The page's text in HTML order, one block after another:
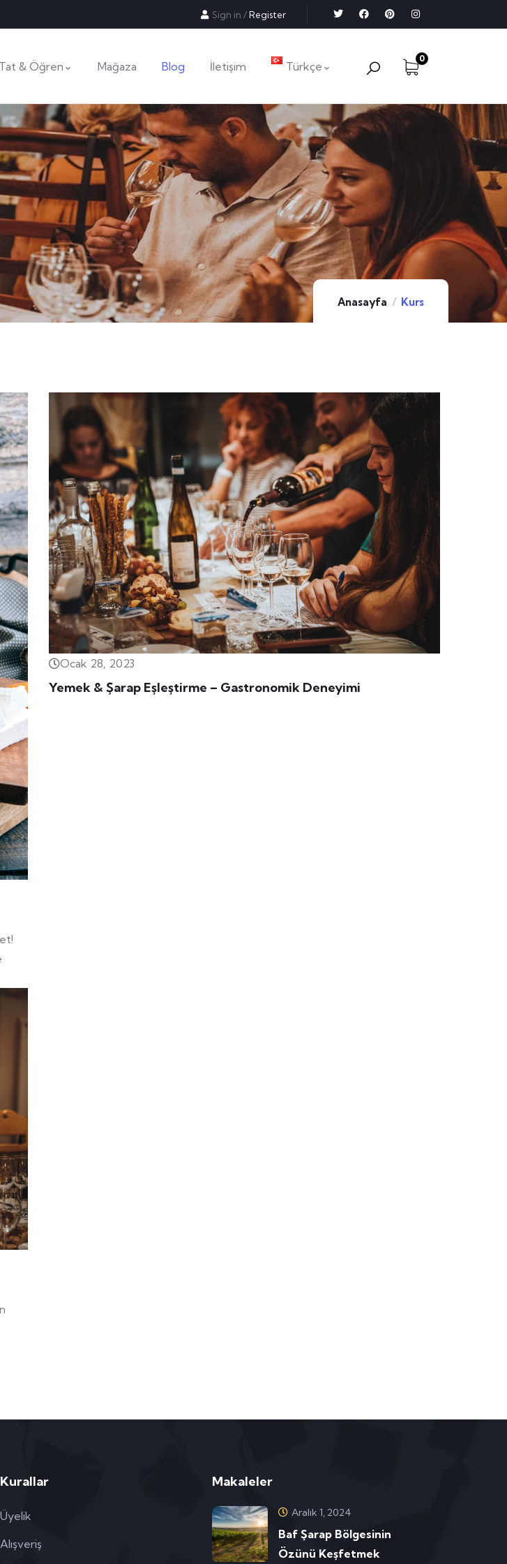
Sign in /Register
Tat & Öğren Mağaza Blog İletişim Türkçe
0
Anasayfa Kurs
Ocak 28, 2023
Yemek & Şarap Eşleştirme – Gastronomik Deneyimi
Kurallar
Üyelik
Alışveriş
Makaleler
Aralık 1, 2024
Baf Şarap Bölgesinin
Özünü Keşfetmek